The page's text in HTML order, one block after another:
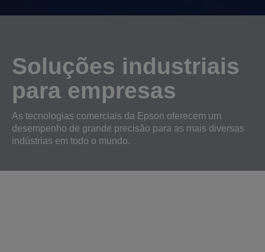
Soluções industriais
para empresas
As tecnologias comerciais da Epson oferecem um
desempenho de grande precisão para as mais diversas
indústrias em todo o mundo.